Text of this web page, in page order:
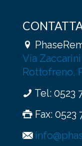
del
Via
Rottofreno,
Tel: 0523
Fax: 0523